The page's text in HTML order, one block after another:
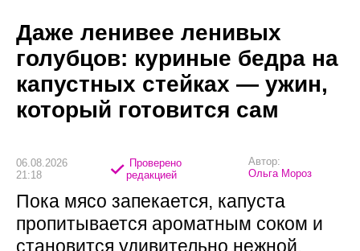
Даже ленивее ленивых
голубцов: куриные бедра на
капустных стейках — ужин,
который готовится сам
06.08.2026
21:18
Проверено
редакцией
Автор:
Ольга Мороз
Пока мясо запекается, капуста
пропитывается ароматным соком и
становится удивительно нежной.